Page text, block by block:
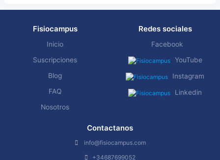
Fisiocampus
Inicio
Suscripciones
Blog
FAQ
Nosotros
Redes sociales
Facebook
YouTube
Instagram
Linkedin
Contactanos
info@fisiocampus.com
+34687699052